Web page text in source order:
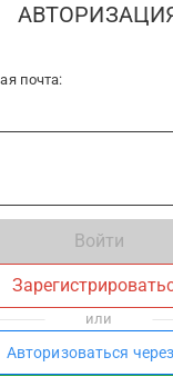
почта:
Войти
или
Авторизоваться